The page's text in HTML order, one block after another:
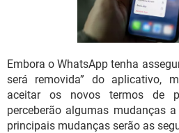
Embora o WhatsApp tenha
será removida” do aplicativo,
aceitar os novos termos de
perceberão algumas mudanças
principais mudanças serão as